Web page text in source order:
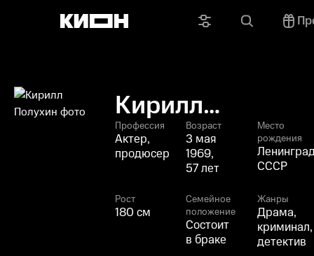
Кирилл
Полухин
Профессия
Актер,
продюсер
Возраст
3 мая
1969,
57 лет
Место
рождения
СССР
Рост
180 см
Семейное
положение
Состоит
в браке
Жанры
Драма,
криминал,
детектив